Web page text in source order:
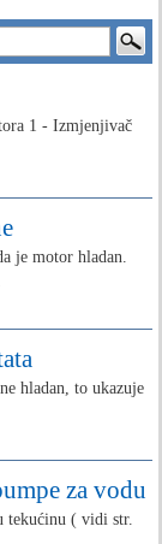
1 - Izmjenjivač
je motor hladan.
hladan, to ukazuje
za vodu
tekućinu ( vidi str.